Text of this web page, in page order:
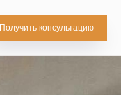
Получить консультацию